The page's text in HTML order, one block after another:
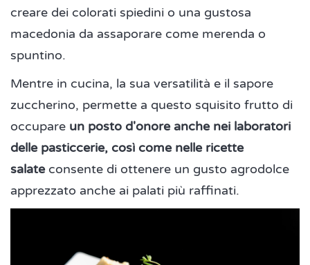
creare dei colorati spiedini o una gustosa
macedonia da assaporare come merenda o
spuntino.
Mentre in cucina, la sua versatilità e il sapore
zuccherino, permette a questo squisito frutto di
occupare un posto d'onore anche nei laboratori
delle pasticcerie, così come nelle ricette
salate consente di ottenere un gusto agrodolce
apprezzato anche ai palati più raffinati.